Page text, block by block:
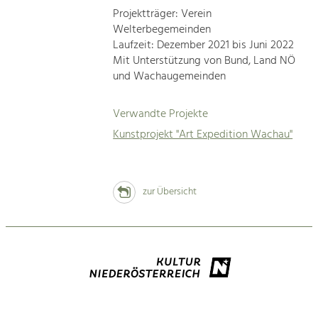
Projektträger: Verein
Welterbegemeinden
Laufzeit: Dezember 2021 bis Juni 2022
Mit Unterstützung von Bund, Land NÖ
und Wachaugemeinden
Verwandte Projekte
Kunstprojekt "Art Expedition Wachau"
zur Übersicht